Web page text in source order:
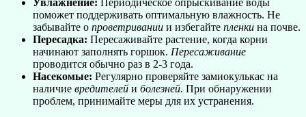
поможет поддерживать оптимальную влажность. Не
забывайте о проветривании и избегайте пленки на почве.
Пересадка: Пересаживайте растение, когда корни
начинают заполнять горшок. Пересаживание
проводится обычно раз в 2-3 года.
Насекомые: Регулярно проверяйте замиокулькас на
наличие вредителей и болезней. При обнаружении
проблем, принимайте меры для их устранения.